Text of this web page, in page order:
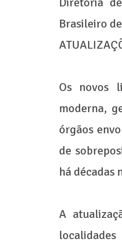
Brasileiro
Os novos
moderna,
órgãos
de
há décadas
A